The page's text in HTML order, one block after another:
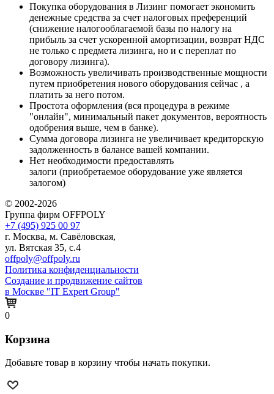
Покупка оборудования в Лизинг помогает экономить
денежные средства за счет налоговых преференций
(снижение налогооблагаемой базы по налогу на
прибыль за счет ускоренной амортизации, возврат НДС
не только с предмета лизинга, но и с переплат по
договору лизинга).
Возможность увеличивать производственные мощности
путем приобретения нового оборудования сейчас , а
платить за него потом.
Простота оформления (вся процедура в режиме
"онлайн", минимальный пакет документов, вероятность
одобрения выше, чем в банке).
Сумма договора лизинга не увеличивает кредиторскую
задолженность в балансе вашей компании.
Нет необходимости предоставлять
залоги (приобретаемое оборудование уже является
залогом)
© 2002-2026
Группа фирм OFFPOLY
+7 (495) 925 00 97
г. Москва, м. Савёловская,
ул. Вятская 35, с.4
offpoly@offpoly.ru
Политика конфиденциальности
Создание и продвижение сайтов
в Москве "IT Expert Group"
0
Корзина
Добавьте товар в корзину чтобы начать покупки.